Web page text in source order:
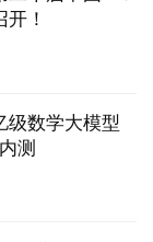
！
级数学大模型
测